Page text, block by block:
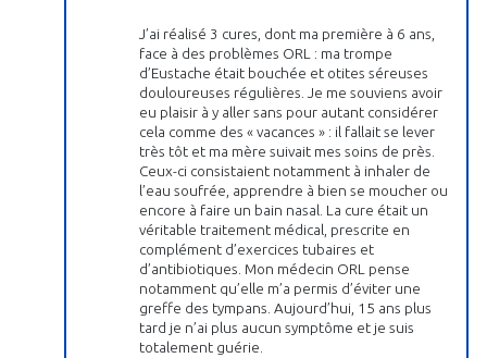
J’ai réalisé 3 cures, dont ma première à 6 ans,
face à des problèmes ORL : ma trompe
d’Eustache était bouchée et otites séreuses
douloureuses régulières. Je me souviens avoir
eu plaisir à y aller sans pour autant considérer
cela comme des « vacances » : il fallait se lever
très tôt et ma mère suivait mes soins de près.
Ceux-ci consistaient notamment à inhaler de
l’eau soufrée, apprendre à bien se moucher ou
encore à faire un bain nasal. La cure était un
véritable traitement médical, prescrite en
complément d’exercices tubaires et
d’antibiotiques. Mon médecin ORL pense
notamment qu’elle m’a permis d’éviter une
greffe des tympans. Aujourd’hui, 15 ans plus
tard je n’ai plus aucun symptôme et je suis
totalement guérie.